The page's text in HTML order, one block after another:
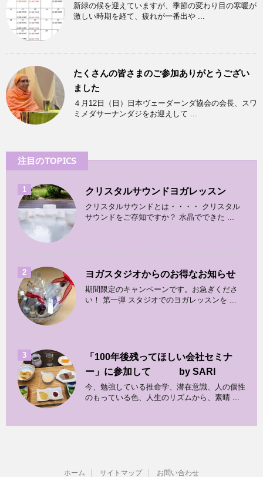
新緑の候を迎えていますが、季節の変わり目の寒暖が
激しい時期を経て、疲れが一番出や ...
たくさんの皆さまのご参加ありがとうござい
ました
４月12日（日）日本ヴェーダーンダ協会の会長、スワ
ミメダサーナンダジをお迎えして ...
注目のTOPICS
1 クリスタルサウンドヨガレッスン
クリスタルサウンドとは・・・・ クリスタル
サウンドをご存知ですか？ 水晶でできた ...
2 ヨガスタジオからのお得なお知らせ
期間限定のキャンペーンです。お急ぎくださ
い！ 第一弾 スタジオでのヨガレッスンを ...
3
「100年後残ってほしい会社セミナ
ー」に参加して by SARI
今、勉強している推命学、潜在意識、人の個性
のもっている色、人生のリズムから、素晴 ...
ホーム サイトマップ お問い合わせ